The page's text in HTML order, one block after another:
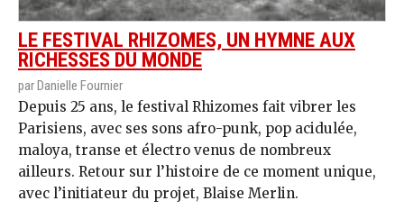
LE FESTIVAL RHIZOMES, UN HYMNE AUX
RICHESSES DU MONDE
par Danielle Fournier
Depuis 25 ans, le festival Rhizomes fait vibrer les
Parisiens, avec ses sons afro-punk, pop acidulée,
maloya, transe et électro venus de nombreux
ailleurs. Retour sur l’histoire de ce moment unique,
avec l’initiateur du projet, Blaise Merlin.